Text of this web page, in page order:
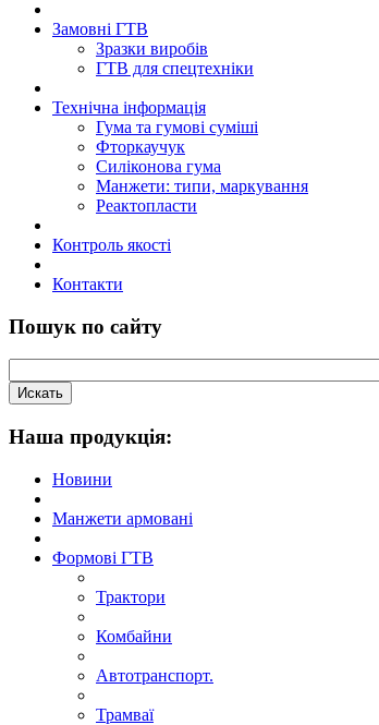
Замовні ГТВ
Зразки виробів
ГТВ для спецтехніки
Технічна інформація
Гума та гумові суміші
Фторкаучук
Силіконова гума
Манжети: типи, маркування
Реактопласти
Контроль якості
Контакти
Пошук по сайту
Наша продукцiя:
Новини
Манжети армовані
Формові ГТВ
Трактори
Комбайни
Автотранспорт.
Трамваї